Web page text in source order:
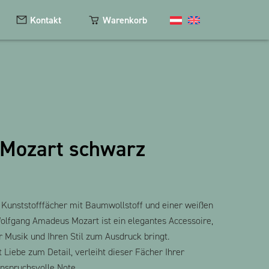
Schlüsselanhänger
Kontakt Warenkorb
schwarz
mit Baumwollstoff und einer weißen
Amadeus Mozart ist ein elegantes Accessoire,
Musik und Ihren Stil zum Ausdruck bringt.
zum Detail, verleiht dieser Fächer Ihrer